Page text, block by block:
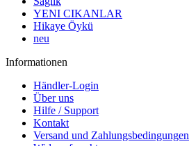
YENI CIKANLAR
Hikaye Öykü
neu
Informationen
Händler-Login
Über uns
Hilfe / Support
Kontakt
Versand und Zahlungsbedingungen